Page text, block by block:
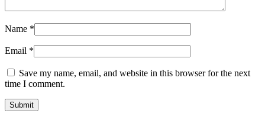
Name *
Email *
Save my name, email, and website in this browser for the next
time I comment.